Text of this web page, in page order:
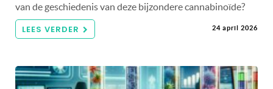
van de geschiedenis van deze bijzondere cannabinoïde?
LEES VERDER 24 april 2026